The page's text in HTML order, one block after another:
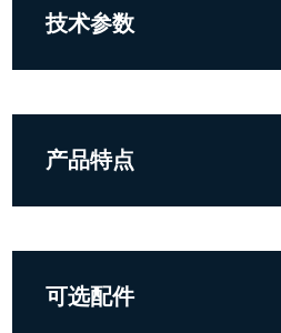
技术参数
产品特点
可选配件